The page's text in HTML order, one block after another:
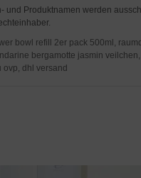
und Produktnamen werden
bowl refill 2er pack 500ml,
bergamotte jasmin
dhl versand